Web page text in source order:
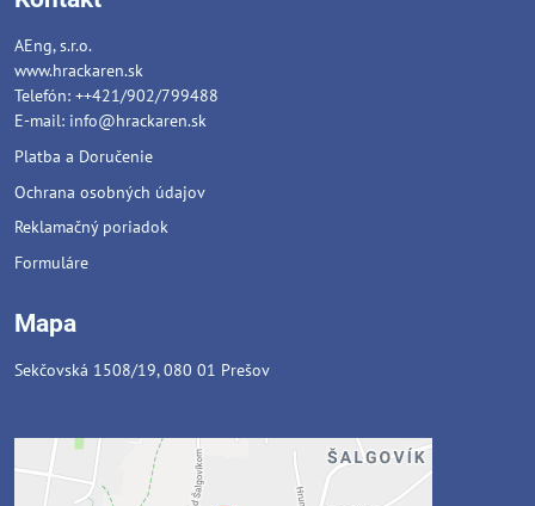
AEng, s.r.o.
www.hrackaren.sk
Telefón: ++421/902/799488
E-mail: info@hrackaren.sk
Platba a Doručenie
Ochrana osobných údajov
Reklamačný poriadok
Formuláre
Mapa
Sekčovská 1508/19, 080 01 Prešov